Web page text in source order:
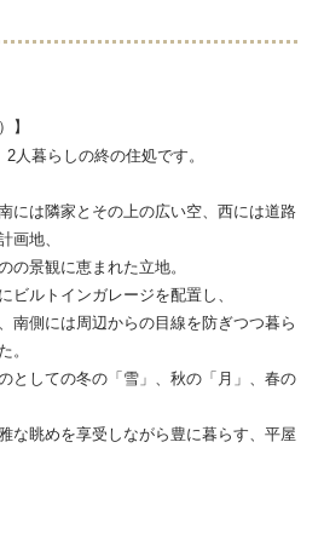
】
人暮らしの終の住処です。
には隣家とその上の広い空、西には道路
画地、
の景観に恵まれた立地。
ビルトインガレージを配置し、
南側には周辺からの目線を防ぎつつ暮ら
。
としての冬の「雪」、秋の「月」、春の
な眺めを享受しながら豊に暮らす、平屋